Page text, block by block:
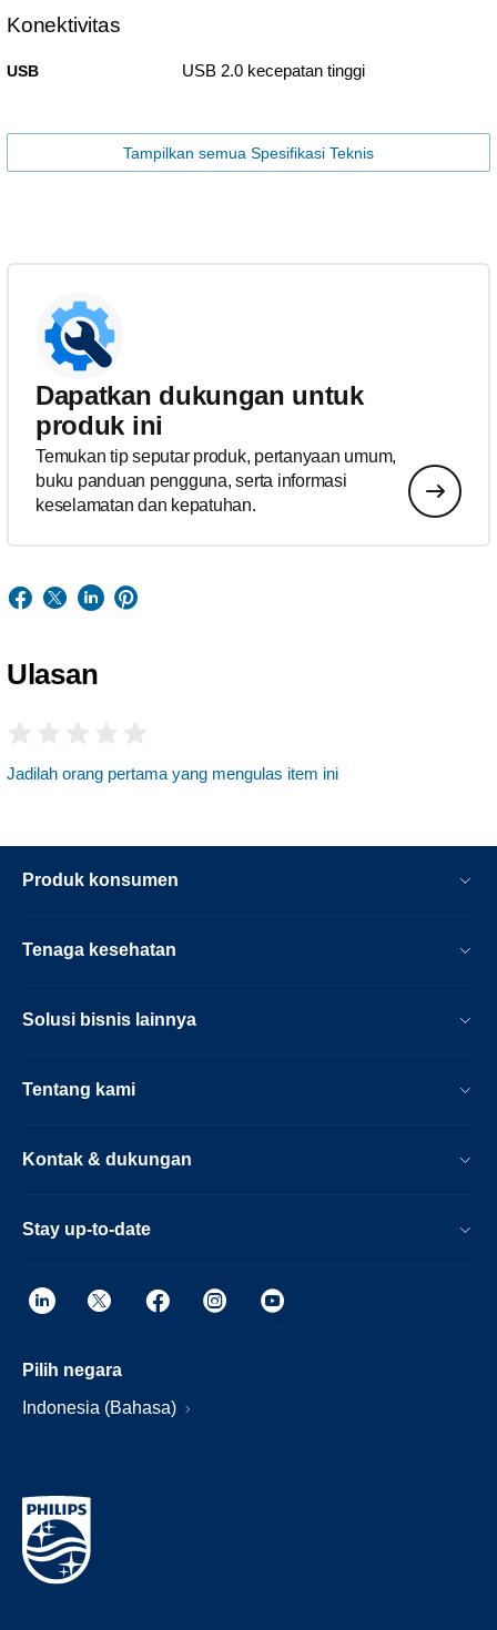
Konektivitas
USB USB 2.0 kecepatan tinggi
Tampilkan semua Spesifikasi Teknis
Dapatkan dukungan untuk
produk ini
Temukan tip seputar produk, pertanyaan umum,
buku panduan pengguna, serta informasi
keselamatan dan kepatuhan.
Ulasan
Jadilah orang pertama yang mengulas item ini
Produk konsumen
Tenaga kesehatan
Solusi bisnis lainnya
Tentang kami
Kontak & dukungan
Stay up-to-date
Pilih negara
Indonesia (Bahasa)